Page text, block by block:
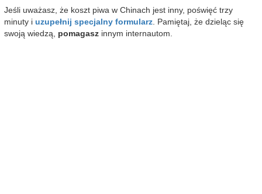
Jeśli uważasz, że koszt piwa w Chinach jest inny, poświęć trzy
minuty i uzupełnij specjalny formularz . Pamiętaj, że dzieląc się
swoją wiedzą, pomagasz innym internautom.